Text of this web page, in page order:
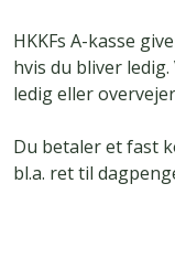
HKKFs A-kasse
hvis du bliver
ledig eller
Du betaler et fast
bl.a. ret til